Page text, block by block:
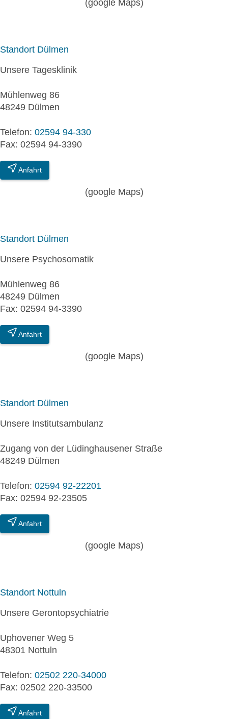
(google Maps)
Standort Dülmen
Unsere Tagesklinik
Mühlenweg 86
48249 Dülmen
Telefon: 02594 94-330
Fax: 02594 94-3390
Anfahrt
(google Maps)
Standort Dülmen
Unsere Psychosomatik
Mühlenweg 86
48249 Dülmen
Fax: 02594 94-3390
Anfahrt
(google Maps)
Standort Dülmen
Unsere Institutsambulanz
Zugang von der Lüdinghausener Straße
48249 Dülmen
Telefon: 02594 92-22201
Fax: 02594 92-23505
Anfahrt
(google Maps)
Standort Nottuln
Unsere Gerontopsychiatrie
Uphovener Weg 5
48301 Nottuln
Telefon: 02502 220-34000
Fax: 02502 220-33500
Anfahrt